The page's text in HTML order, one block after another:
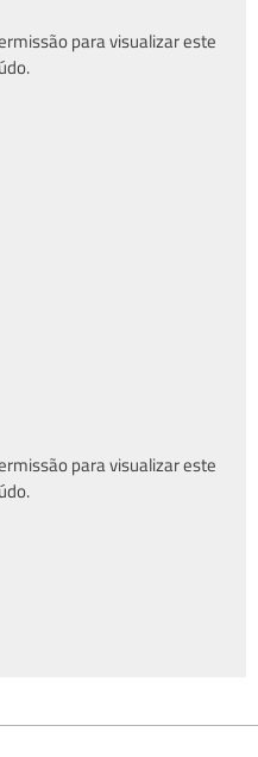
para visualizar este
para visualizar este